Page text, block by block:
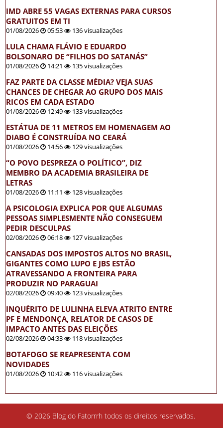
IMD ABRE 55 VAGAS EXTERNAS PARA CURSOS
GRATUITOS EM TI
01/08/2026 05:53 136 visualizações
LULA CHAMA FLÁVIO E EDUARDO
BOLSONARO DE “FILHOS DO SATANÁS”
01/08/2026 14:21 135 visualizações
FAZ PARTE DA CLASSE MÉDIA? VEJA SUAS
CHANCES DE CHEGAR AO GRUPO DOS MAIS
RICOS EM CADA ESTADO
01/08/2026 12:49 133 visualizações
ESTÁTUA DE 11 METROS EM HOMENAGEM AO
DIABO É CONSTRUÍDA NO CEARÁ
01/08/2026 14:56 129 visualizações
“O POVO DESPREZA O POLÍTICO”, DIZ
MEMBRO DA ACADEMIA BRASILEIRA DE
LETRAS
01/08/2026 11:11 128 visualizações
A PSICOLOGIA EXPLICA POR QUE ALGUMAS
PESSOAS SIMPLESMENTE NÃO CONSEGUEM
PEDIR DESCULPAS
02/08/2026 06:18 127 visualizações
CANSADAS DOS IMPOSTOS ALTOS NO BRASIL,
GIGANTES COMO LUPO E JBS ESTÃO
ATRAVESSANDO A FRONTEIRA PARA
PRODUZIR NO PARAGUAI
02/08/2026 09:40 123 visualizações
INQUÉRITO DE LULINHA ELEVA ATRITO ENTRE
PF E MENDONÇA, RELATOR DE CASOS DE
IMPACTO ANTES DAS ELEIÇÕES
02/08/2026 04:33 118 visualizações
BOTAFOGO SE REAPRESENTA COM
NOVIDADES
01/08/2026 10:42 116 visualizações
© 2026 Blog do Fatorrrh todos os direitos reservados.